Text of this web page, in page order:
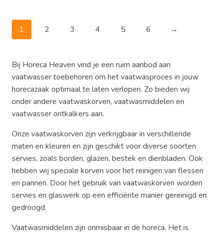
1 2 3 4 5 6 →
Bij Horeca Heaven vind je een ruim aanbod aan
vaatwasser toebehoren om het vaatwasproces in jouw
horecazaak optimaal te laten verlopen. Zo bieden wij
onder andere vaatwaskorven, vaatwasmiddelen en
vaatwasser ontkalkers aan.
Onze vaatwaskorven zijn verkrijgbaar in verschillende
maten en kleuren en zijn geschikt voor diverse soorten
servies, zoals borden, glazen, bestek en dienbladen. Ook
hebben wij speciale korven voor het reinigen van flessen
en pannen. Door het gebruik van vaatwaskorven worden
servies en glaswerk op een efficiënte manier gereinigd en
gedroogd.
Vaatwasmiddelen zijn onmisbaar in de horeca. Het is